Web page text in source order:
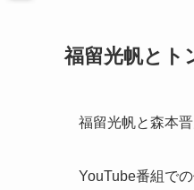
福留光帆とト
福留光帆と森本
YouTube番組で